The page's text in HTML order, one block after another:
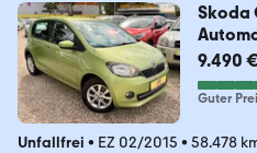
Skoda
9.490
Guter
Unfallfrei • EZ 02/2015 • 58.478